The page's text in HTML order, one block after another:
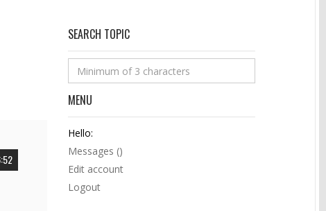
SEARCH TOPIC
MENU
Hello:
Messages ()
Edit account
Logout